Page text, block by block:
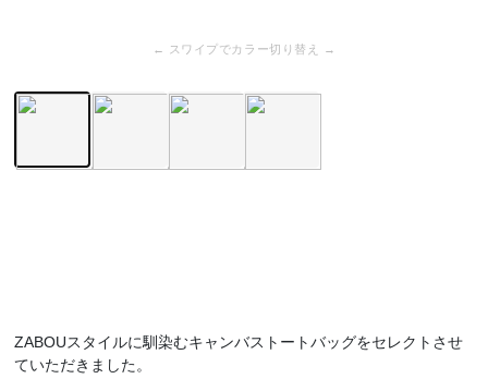
← スワイプでカラー切り替え →
ZABOUスタイルに馴染むキャンバストートバッグをセレクトさせ
ていただきました。